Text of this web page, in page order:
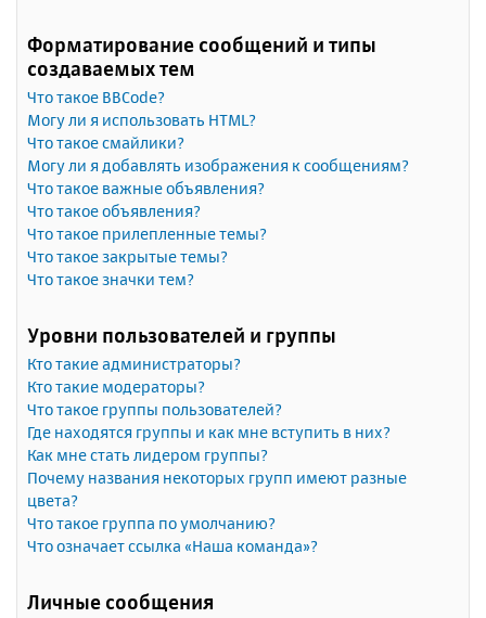
Форматирование сообщений и типы
создаваемых тем
Что такое BBCode?
Могу ли я использовать HTML?
Что такое смайлики?
Могу ли я добавлять изображения к сообщениям?
Что такое важные объявления?
Что такое объявления?
Что такое прилепленные темы?
Что такое закрытые темы?
Что такое значки тем?
Уровни пользователей и группы
Кто такие администраторы?
Кто такие модераторы?
Что такое группы пользователей?
Где находятся группы и как мне вступить в них?
Как мне стать лидером группы?
Почему названия некоторых групп имеют разные
цвета?
Что такое группа по умолчанию?
Что означает ссылка «Наша команда»?
Личные сообщения